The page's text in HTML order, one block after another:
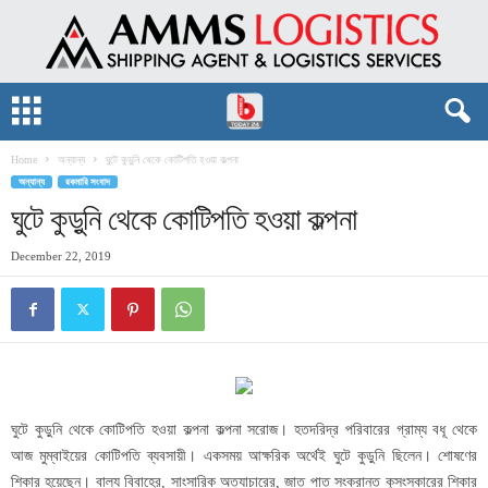
Home অন্যান্য ঘুটে কুড়ুনি থেকে কোটিপতি হওয়া কল্পনা
অন্যান্য রকমারি সংবাদ
ঘুটে কুড়ুনি থেকে কোটিপতি হওয়া কল্পনা
December 22, 2019
ঘুটে কুড়ুনি থেকে কোটিপতি হওয়া কল্পনা কল্পনা সরোজ। হতদরিদ্র পরিবারের গ্রাম্য বধূ থেকে
আজ মুম্বাইয়ের কোটিপতি ব্যবসায়ী। একসময় আক্ষরিক অর্থেই ঘুটে কুড়ুনি ছিলেন। শোষণের
শিকার হয়েছেন। বাল্য বিবাহের, সাংসারিক অত্যাচারের, জাত পাত সংক্রান্ত কুসংস্কারের শিকার